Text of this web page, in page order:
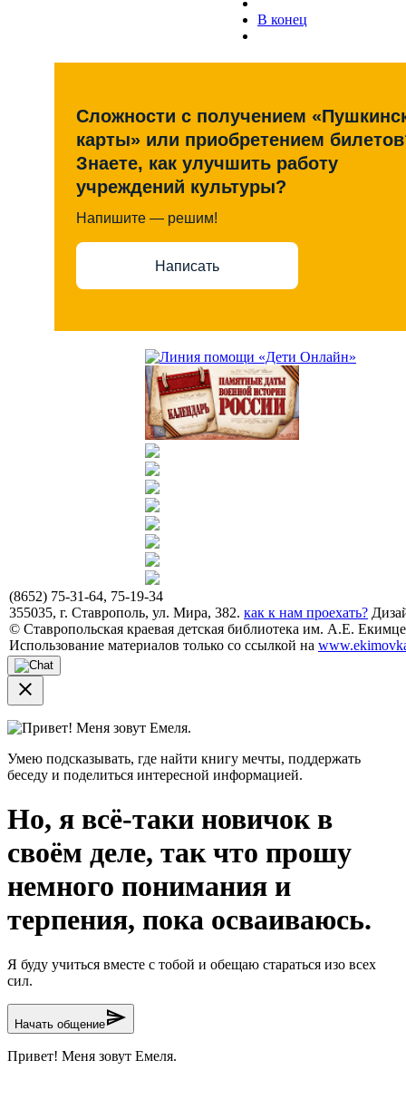
В конец
Сложности с получением
карты» или приобретением
Знаете, как улучшить работу
учреждений культуры?
Напишите — решим!
Написать
(8652) 75-31-64, 75-19-34
355035, г. Ставрополь, ул. Мира, 382. как к нам проехать?
© Ставропольская краевая детская библиотека им. А.Е.
Использование материалов только со ссылкой на
close
Привет! Меня зовут Емеля.
Умею подсказывать, где найти книгу мечты, поддержать
беседу и поделиться интересной информацией.
Но, я всё-таки новичок в
своём деле, так что прошу
немного понимания и
терпения, пока осваиваюсь.
Я буду учиться вместе с тобой и обещаю стараться изо всех
сил.
Начать общениеsend
Привет! Меня зовут Емеля.